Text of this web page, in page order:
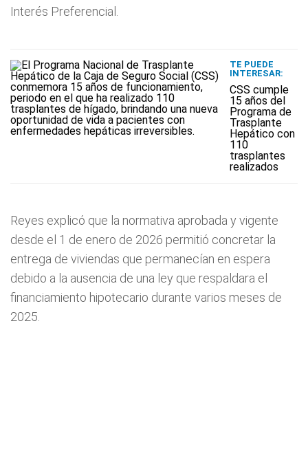
Interés Preferencial.
TE PUEDE
INTERESAR:
CSS cumple
15 años del
Programa de
Trasplante
Hepático con
110
trasplantes
realizados
Reyes explicó que la normativa aprobada y vigente
desde el 1 de enero de 2026 permitió concretar la
entrega de viviendas que permanecían en espera
debido a la ausencia de una ley que respaldara el
financiamiento hipotecario durante varios meses de
2025.